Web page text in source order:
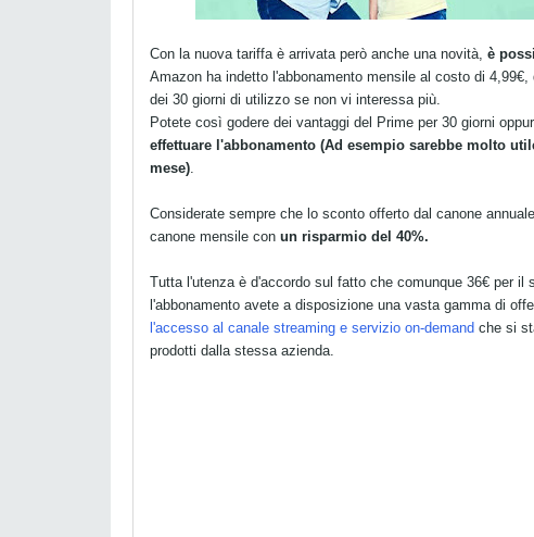
Con la nuova tariffa è arrivata però anche una novità, è
Amazon ha indetto l'abbonamento mensile al costo di
dei 30 giorni di utilizzo se non vi interessa più.
Potete così godere dei vantaggi del Prime per 30 giorni
effettuare l'abbonamento (Ad esempio sarebbe molto
mese).
Considerate sempre che lo sconto offerto dal canone
canone mensile con un risparmio del 40%.
Tutta l'utenza è d'accordo sul fatto che comunque 36€ per il
l'abbonamento avete a disposizione una vasta gamma di
l'accesso al canale streaming e servizio on-demand che si
prodotti dalla stessa azienda.